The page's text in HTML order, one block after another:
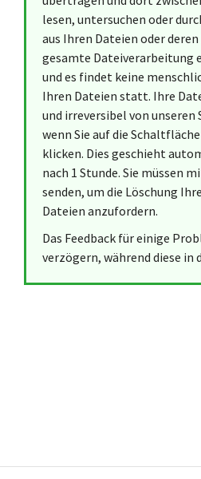
lesen, untersuchen oder
aus Ihren Dateien oder
gesamte Dateiverarbeitung
und es findet keine
Ihren Dateien statt. Ihre
und irreversibel von unseren
wenn Sie auf die
klicken. Dies geschieht
nach 1 Stunde. Sie müssen
senden, um die Löschung
Dateien anzufordern.
Das Feedback für einige
verzögern, während diese in